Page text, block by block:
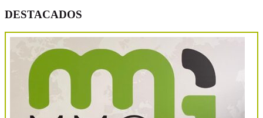
DESTACADOS